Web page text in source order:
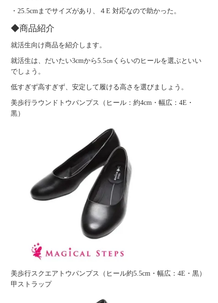
・25.5cmまでサイズがあり、４E 対応なので助かった。
◆商品紹介
就活生向け商品を紹介します。
就活生は、だいたい3cmから5.5㎝くらいのヒールを選ぶといい
でしょう。
低すぎず高すぎず、安定して履ける高さを選びましょう。
美歩行ラウンドトウパンプス（ヒール：約4cm・幅広：4E・
黒）
美歩行スクエアトウパンプス（ヒール約5.5cm・幅広：4E・黒）
甲ストラップ